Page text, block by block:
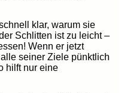
klar, warum sie
Schlitten ist zu leicht –
Wenn er jetzt
seiner Ziele pünktlich
hilft nur eine